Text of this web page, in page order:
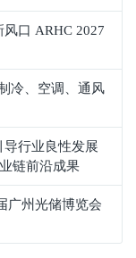
口 ARHC 2027
冷、空调、通风
行业良性发展
链前沿成果
广州光储博览会